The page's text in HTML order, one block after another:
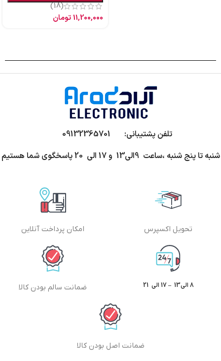
(18)
11,200,000تومان
تلفن پشتیبانی: 09132365701
شنبه تا پنج شنبه ،ساعت 9الی13 و 17 الی 20 پاسخگوی شما هستیم
تحویل اکسپرس امکان پرداخت آنلاین
8 الی13 – 17 الی 21 ضمانت سالم بودن کالا
ضمانت اصل بودن کالا